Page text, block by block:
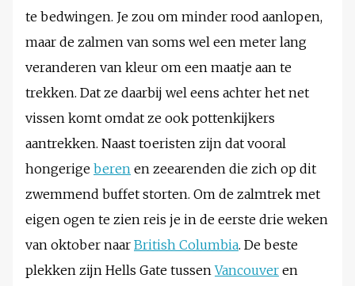
te bedwingen. Je zou om minder rood aanlopen,
maar de zalmen van soms wel een meter lang
veranderen van kleur om een maatje aan te
trekken. Dat ze daarbij wel eens achter het net
vissen komt omdat ze ook pottenkijkers
aantrekken. Naast toeristen zijn dat vooral
hongerige beren en zeearenden die zich op dit
zwemmend buffet storten. Om de zalmtrek met
eigen ogen te zien reis je in de eerste drie weken
van oktober naar British Columbia. De beste
plekken zijn Hells Gate tussenVancouver en